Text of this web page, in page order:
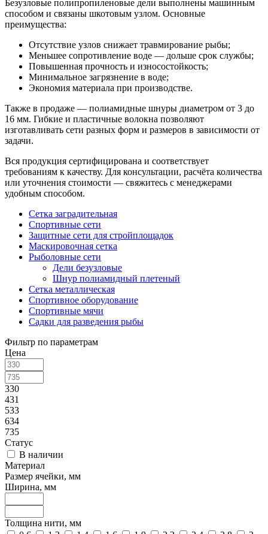
Безузловые полипропиленовые дели выполнены машинным
способом и связаны шкотовым узлом. Основные
преимущества:
Отсутствие узлов снижает травмирование рыбы;
Меньшее сопротивление воде — дольше срок службы;
Повышенная прочность и износостойкость;
Минимальное загрязнение в воде;
Экономия материала при производстве.
Также в продаже — полиамидные шнуры диаметром от 3 до
16 мм. Гибкие и пластичные волокна позволяют
изготавливать сети разных форм и размеров в зависимости от
задачи.
Вся продукция сертифицирована и соответствует
требованиям к качеству. Для консультации, расчёта количества
или уточнения стоимости — свяжитесь с менеджерами
удобным способом.
Сетка заградительная
Спортивные сети
Защитные сети для стройплощадок
Маскировочная сетка
Рыболовные сети
Дели безузловые
Шнур полиамидный плетеный
Сетка металлическая
Спортивное оборудование
Спортивные мячи
Садки для разведения рыбы
Фильтр по параметрам
Цена
330
431
533
634
735
Статус
В наличии
Материал
Размер ячейки, мм
Ширина, мм
Толщина нити, мм